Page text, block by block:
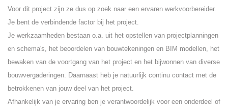
Voor dit project zijn ze dus op zoek naar een ervaren werkvoorbereider.
Je bent de verbindende factor bij het project.
Je werkzaamheden bestaan o.a. uit het opstellen van projectplanningen
en schema's, het beoordelen van bouwtekeningen en BIM modellen, het
bewaken van de voortgang van het project en het bijwonnen van diverse
bouwvergaderingen. Daarnaast heb je natuurlijk continu contact met de
betrokkenen van jouw deel van het project.
Afhankelijk van je ervaring ben je verantwoordelijk voor een onderdeel of